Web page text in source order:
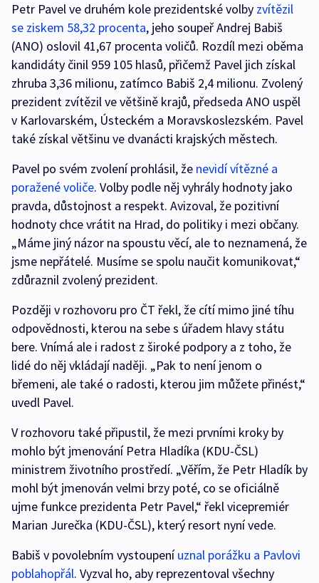
Petr Pavel ve druhém kole prezidentské volby zvítězil
se ziskem 58,32 procenta, jeho soupeř Andrej Babiš
(ANO) oslovil 41,67 procenta voličů. Rozdíl mezi oběma
kandidáty činil 959 105 hlasů, přičemž Pavel jich získal
zhruba 3,36 milionu, zatímco Babiš 2,4 milionu. Zvolený
prezident zvítězil ve většině krajů, předseda ANO uspěl
v Karlovarském, Ústeckém a Moravskoslezském. Pavel
také získal většinu ve dvanácti krajských městech.
Pavel po svém zvolení prohlásil, že nevidí vítězné a
poražené voliče. Volby podle něj vyhrály hodnoty jako
pravda, důstojnost a respekt. Avizoval, že pozitivní
hodnoty chce vrátit na Hrad, do politiky i mezi občany.
„Máme jiný názor na spoustu věcí, ale to neznamená, že
jsme nepřátelé. Musíme se spolu naučit komunikovat,“
zdůraznil zvolený prezident.
Později v rozhovoru pro ČT řekl, že cítí mimo jiné tíhu
odpovědnosti, kterou na sebe s úřadem hlavy státu
bere. Vnímá ale i radost z široké podpory a z toho, že
lidé do něj vkládají naději. „Pak to není jenom o
břemeni, ale také o radosti, kterou jim můžete přinést,“
uvedl Pavel.
V rozhovoru také připustil, že mezi prvními kroky by
mohlo být jmenování Petra Hladíka (KDU-ČSL)
ministrem životního prostředí. „Věřím, že Petr Hladík by
mohl být jmenován velmi brzy poté, co se oficiálně
ujme funkce prezidenta Petr Pavel,“ řekl vicepremiér
Marian Jurečka (KDU-ČSL), který resort nyní vede.
Babiš v povolebním vystoupeníuznal porážku a Pavlovi
poblahopřál. Vyzval ho, aby reprezentoval všechny